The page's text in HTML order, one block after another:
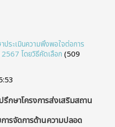
ประเมินความพึงพอใจต่อการ
โดยวิธีคัดเลือก (509
กษาโครงการส่งเสริมสถาน
ารจัดการด้านความปลอด